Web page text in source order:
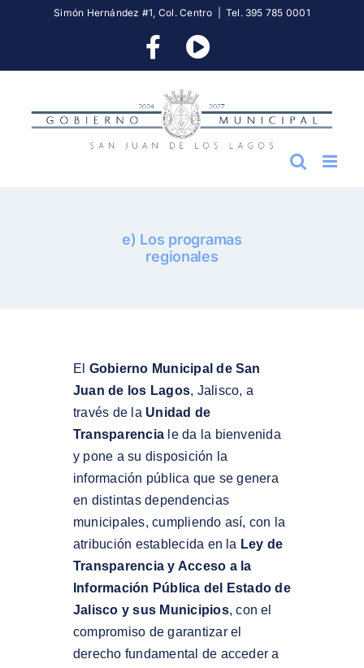
Simón Hernández #1, Col. Centro Tel. 395 785 0001
FacebookYouTube
e) Los programas
regionales
El Gobierno Municipal de San
Juan de los Lagos, Jalisco, a
través de la Unidad de
Transparencia le da la bienvenida
y pone a su disposición la
información pública que se genera
en distintas dependencias
municipales, cumpliendo así, con la
atribución establecida en la Ley de
Transparencia y Acceso a la
Información Pública del Estado de
Jalisco y sus Municipios, con el
compromiso de garantizar el
derecho fundamental de acceder a